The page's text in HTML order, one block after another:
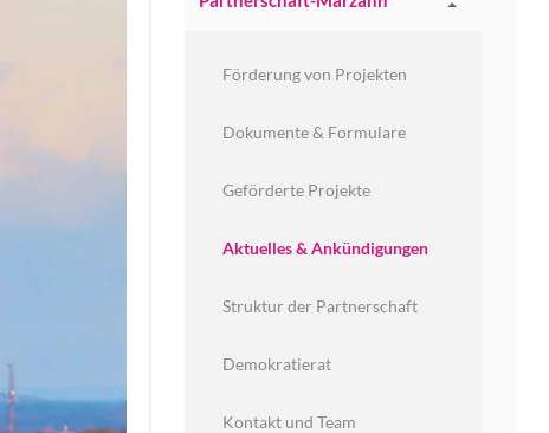
Förderung von Projekten
Dokumente & Formulare
Geförderte Projekte
Aktuelles & Ankündigungen
Struktur der Partnerschaft
Demokratierat
Kontakt und Team